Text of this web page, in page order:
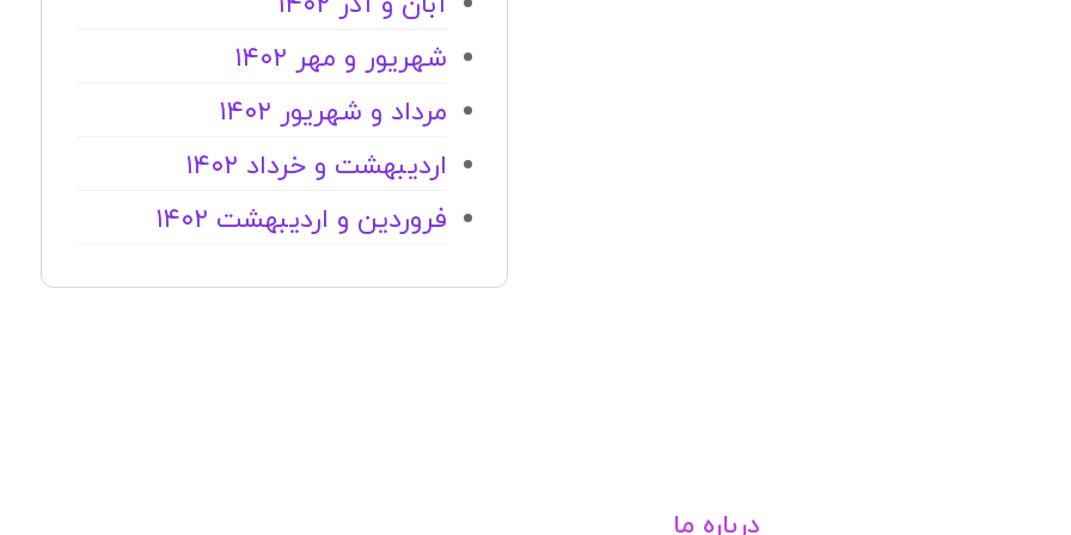
شهریور و مهر ۱۴۰۲
مرداد و شهریور ۱۴۰۲
اردیبهشت و خرداد ۱۴۰۲
فروردین و اردیبهشت ۱۴۰۲
درباره ما